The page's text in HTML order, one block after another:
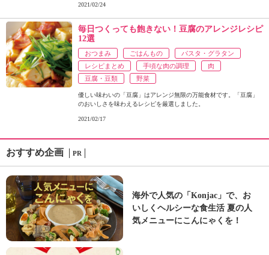
2021/02/24
毎日つくっても飽きない！豆腐のアレンジレシピ
12選
おつまみ ごはんもの
パスタ・グラタン
レシピまとめ
手頃な肉の調理
肉
豆腐・豆類
野菜
優しい味わいの「豆腐」はアレンジ無限の万能食材です。「豆腐」
のおいしさを味わえるレシピを厳選しました。
2021/02/17
おすすめ企画 PR
海外で人気の「Konjac」で、お
いしくヘルシーな食生活 夏の人
気メニューにこんにゃくを！